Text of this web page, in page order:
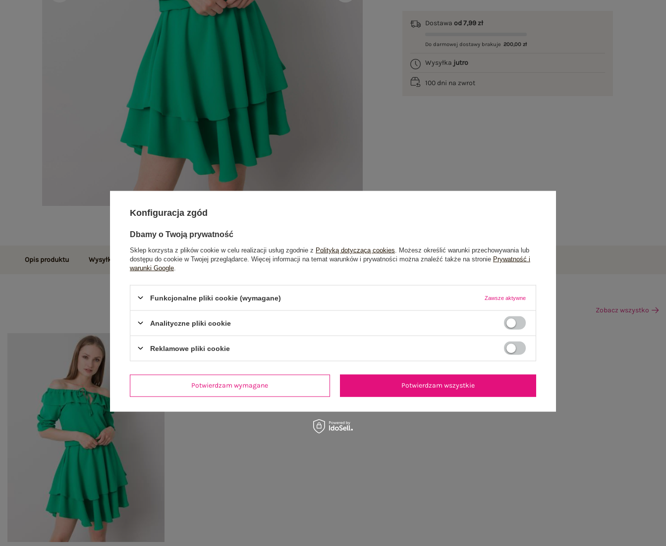
Dostawaod 7,99 zł
Do darmowej dostawy brakuje 200,00 zł
Wysyłka jutro
100 dni na zwrot
Opis produktu Wysyłka i dostawa Zwroty i reklamacje Opinie o produkcie(0)
Zobacz wszystko
Konfiguracja zgód
Dbamy o Twoją prywatność
Sklep korzysta z plików cookie w celu realizacji usług zgodnie z Polityką dotyczącą cookies . Możesz określić warunki przechowywania lub
dostępu do cookie w Twojej przeglądarce. Więcej informacji na temat warunków i prywatności można znaleźć także na stronie Prywatność i
warunki Google
Funkcjonalne pliki cookie (wymagane) Zawsze aktywne
Analityczne pliki cookie
Reklamowe pliki cookie
Potwierdzam wymagane Potwierdzam wszystkie